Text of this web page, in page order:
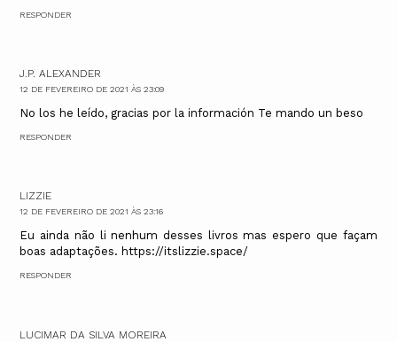
RESPONDER
J.P. ALEXANDER
12 DE FEVEREIRO DE 2021 ÀS 23:09
No los he leído, gracias por la información Te mando un beso
RESPONDER
LIZZIE
12 DE FEVEREIRO DE 2021 ÀS 23:16
Eu ainda não li nenhum desses livros mas espero que façam
boas adaptações. https://itslizzie.space/
RESPONDER
LUCIMAR DA SILVA MOREIRA